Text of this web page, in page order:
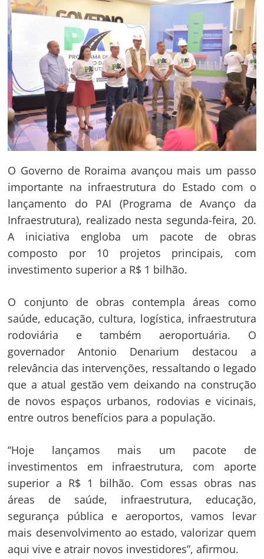
O Governo de Roraima avançou mais um passo
importante na infraestrutura do Estado com o
lançamento do PAI (Programa de Avanço da
Infraestrutura), realizado nesta segunda-feira, 20.
A iniciativa engloba um pacote de obras
composto por 10 projetos principais, com
investimento superior a R$ 1 bilhão.
O conjunto de obras contempla áreas como
saúde, educação, cultura, logística, infraestrutura
rodoviária e também aeroportuária. O
governador Antonio Denarium destacou a
relevância das intervenções, ressaltando o legado
que a atual gestão vem deixando na construção
de novos espaços urbanos, rodovias e vicinais,
entre outros benefícios para a população.
“Hoje lançamos mais um pacote de
investimentos em infraestrutura, com aporte
superior a R$ 1 bilhão. Com essas obras nas
áreas de saúde, infraestrutura, educação,
segurança pública e aeroportos, vamos levar
mais desenvolvimento ao estado, valorizar quem
aqui vive e atrair novos investidores”, afirmou.